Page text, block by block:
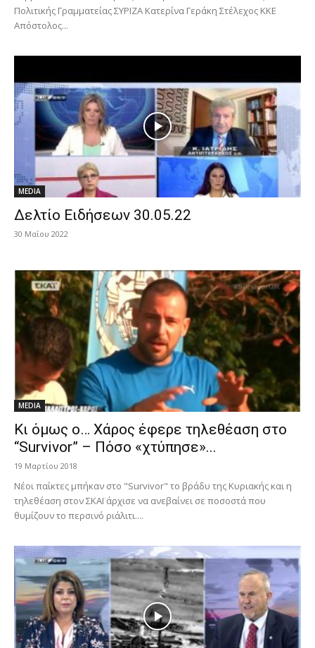
Πολιτικής Γραμματείας ΣΥΡΙΖΑ Κατερίνα Γεράκη Στέλεχος ΚΚΕ
Απόστολος...
MEDIA
Δελτίο Ειδήσεων 30.05.22
30 Μαΐου 2022
MEDIA
Κι όμως ο… Χάρος έφερε τηλεθέαση στο
“Survivor” – Πόσο «χτύπησε»...
19 Μαρτίου 2018
Νέοι παίκτες μπήκαν στο "Survivor" το βράδυ της Κυριακής και η
τηλεθέαση στον ΣΚΑΪ άρχισε να ανεβαίνει σε ποσοστά που
θυμίζουν το περσινό ριάλιτι....